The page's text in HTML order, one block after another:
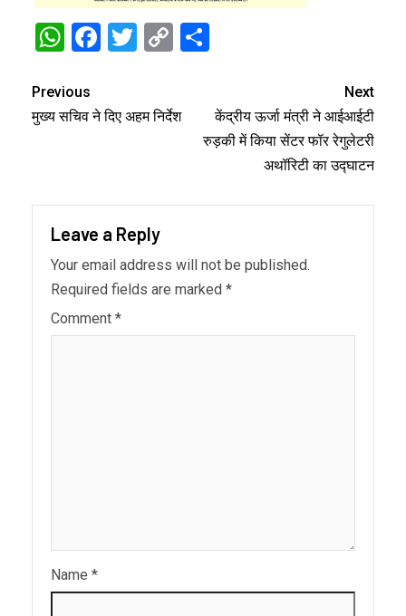
WhatsApp
Facebook
Twitter
Copy
Previous
मुख्य सचिव ने दिए अहम निर्देश
Next
केंद्रीय ऊर्जा मंत्री ने आईआईटी
रुड़की में किया सेंटर फॉर रेगुलेटरी
अथॉरिटी का उद्घाटन
Leave a Reply
Your email address will not be published.
Required fields are marked *
Comment *
Name *